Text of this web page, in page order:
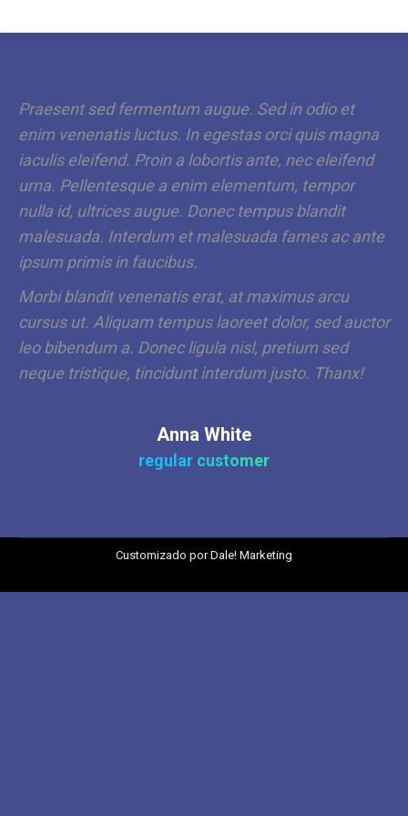
Praesent sed fermentum augue. Sed in odio et
enim venenatis luctus. In egestas orci quis magna
iaculis eleifend. Proin a lobortis ante, nec eleifend
urna. Pellentesque a enim elementum, tempor
nulla id, ultrices augue. Donec tempus blandit
malesuada. Interdum et malesuada fames ac ante
ipsum primis in faucibus.
Morbi blandit venenatis erat, at maximus arcu
cursus ut. Aliquam tempus laoreet dolor, sed auctor
leo bibendum a. Donec ligula nisl, pretium sed
neque tristique, tincidunt interdum justo. Thanx!
Anna White
regular customer
Customizado porDale! Marketing